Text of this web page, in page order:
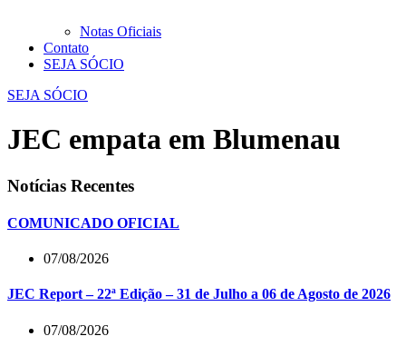
Notas Oficiais
Contato
SEJA SÓCIO
SEJA SÓCIO
JEC empata em Blumenau
Notícias Recentes
COMUNICADO OFICIAL
07/08/2026
JEC Report – 22ª Edição – 31 de Julho a 06 de Agosto de 2026
07/08/2026